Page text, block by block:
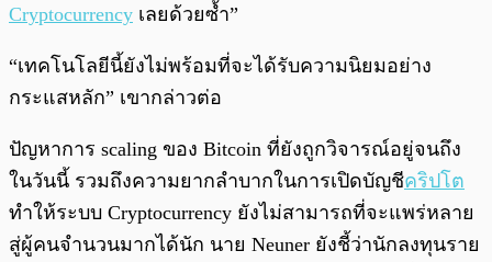
Cryptocurrency เลยด้วยซ้ำ”
“เทคโนโลยีนี้ยังไม่พร้อมที่จะได้รับความนิยมอย่าง
กระแสหลัก” เขากล่าวต่อ
ปัญหาการ scaling ของ Bitcoin ที่ยังถูกวิจารณ์อยู่จนถึง
ในวันนี้ รวมถึงความยากลำบากในการเปิดบัญชีคริปโต
ทำให้ระบบ Cryptocurrency ยังไม่สามารถที่จะแพร่หลาย
สู่ผู้คนจำนวนมากได้นัก นาย Neuner ยังชี้ว่านักลงทุนราย